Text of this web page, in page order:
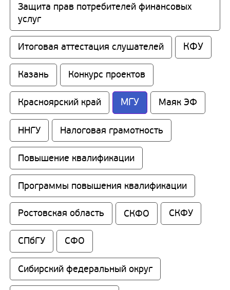
Защита прав потребителей финансовых
услуг
Итоговая аттестация слушателей КФУ
Казань Конкурс проектов
Красноярский край МГУ Маяк ЭФ
ННГУ Налоговая грамотность
Повышение квалификации
Программы повышения квалификации
Ростовская область СКФО СКФУ
СПбГУ СФО
Сибирский федеральный округ